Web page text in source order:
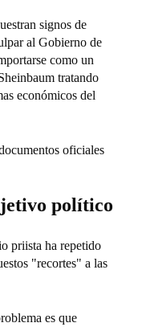
signos de
al Gobierno de
como un
tratando
económicos del
oficiales
político
priista ha repetido
"recortes" a las
es que